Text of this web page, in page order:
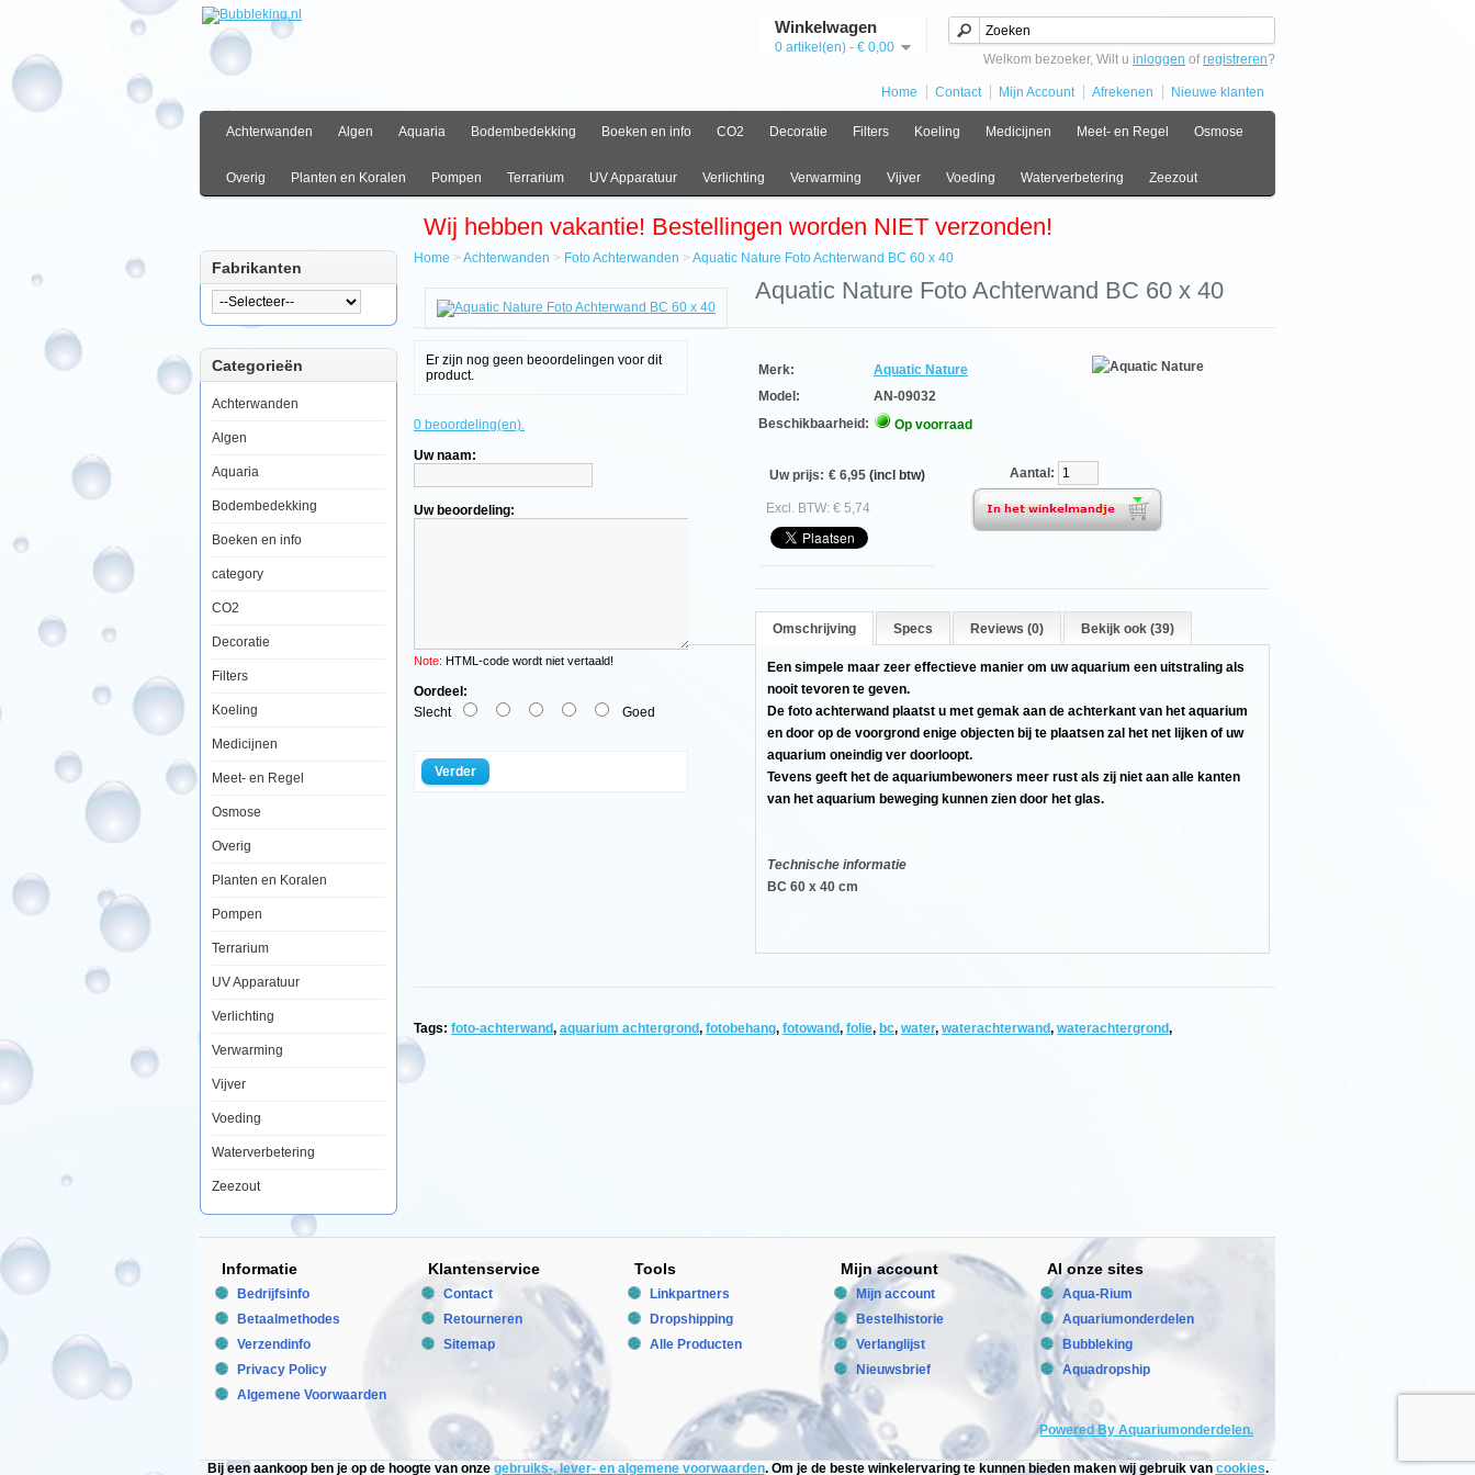
Winkelwagen
0 artikel(en) - € 0,00
Welkom bezoeker, Wilt u inloggen ofregistreren?
Home Contact Mijn Account Afrekenen Nieuwe klanten
Achterwanden Algen Aquaria Bodembedekking Boeken en info CO2 Decoratie Filters Koeling Medicijnen Meet- en Regel Osmose
Overig Planten en Koralen Pompen Terrarium UV Apparatuur Verlichting Verwarming Vijver Voeding Waterverbetering Zeezout
Wij hebben vakantie! Bestellingen worden NIET verzonden!
Fabrikanten
Categorieën
Achterwanden
Algen
Aquaria
Bodembedekking
Boeken en info
category
CO2
Decoratie
Filters
Koeling
Medicijnen
Meet- en Regel
Osmose
Overig
Planten en Koralen
Pompen
Terrarium
UV Apparatuur
Verlichting
Verwarming
Vijver
Voeding
Waterverbetering
Zeezout
Achterwanden
Foto
Aquatic
Nature
BC
x
60
x
40
Een
te
De
foto
achterwand
plaatst
door
voorgrond
enige
objecten
te
lijken
aquarium
Home > Achterwanden > Foto Achterwanden > Aquatic Nature Foto Achterwand BC 60 x 40
Er zijn nog geen beoordelingen voor dit
product.
0 beoordeling(en).
Uw naam:
Uw beoordeling:
Note: HTML-code wordt niet vertaald!
Oordeel:
Slecht
Goed
Verder
Aquatic Nature Foto Achterwand BC 60 x 40
Merk:
Aquatic Nature
Model:
AN-09032
Beschikbaarheid:
Op voorraad
Uw prijs: € 6,95 (incl btw)
Excl. BTW: € 5,74
Aantal:
Omschrijving Specs Reviews (0) Bekijk ook (39)
Een simpele maar zeer effectieve manier om uw aquarium een uitstraling als
nooit tevoren te geven.
De foto achterwand plaatst u met gemak aan de achterkant van het aquarium
en door op de voorgrond enige objecten bij te plaatsen zal het net lijken of uw
aquarium oneindig ver doorloopt.
Tevens geeft het de aquariumbewoners meer rust als zij niet aan alle kanten
van het aquarium beweging kunnen zien door het glas.
Technische informatie
BC 60 x 40 cm
Tags: foto-achterwand, aquarium achtergrond, fotobehang, fotowand, folie, bc, water, waterachterwand, waterachtergrond,
Informatie
Bedrijfsinfo
Betaalmethodes
Verzendinfo
Privacy Policy
Algemene Voorwaarden
Klantenservice
Contact
Retourneren
Sitemap
Tools
Linkpartners
Dropshipping
Alle Producten
Mijn account
Mijn account
Bestelhistorie
Verlanglijst
Nieuwsbrief
Al onze sites
Aqua-Rium
Aquariumonderdelen
Bubbleking
Aquadropship
Powered By Aquariumonderdelen.
Bij een aankoop ben je op de hoogte van onze gebruiks-, lever- en algemene voorwaarden. Om je de beste winkelervaring te kunnen bieden maken wij gebruik van cookies.